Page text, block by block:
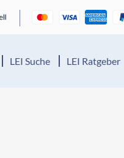
LEI Suche LEI Ratgeber